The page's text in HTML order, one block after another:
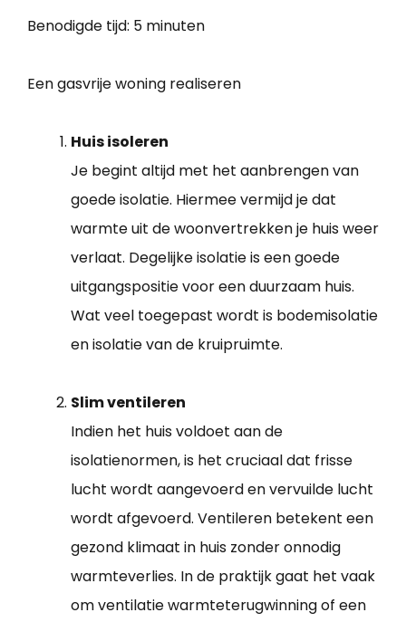
Benodigde tijd: 5 minuten
Een gasvrije woning realiseren
Huis isoleren
Je begint altijd met het aanbrengen van
goede isolatie. Hiermee vermijd je dat
warmte uit de woonvertrekken je huis weer
verlaat. Degelijke isolatie is een goede
uitgangspositie voor een duurzaam huis.
Wat veel toegepast wordt is bodemisolatie
en isolatie van de kruipruimte.
Slim ventileren
Indien het huis voldoet aan de
isolatienormen, is het cruciaal dat frisse
lucht wordt aangevoerd en vervuilde lucht
wordt afgevoerd. Ventileren betekent een
gezond klimaat in huis zonder onnodig
warmteverlies. In de praktijk gaat het vaak
om ventilatie warmteterugwinning of een